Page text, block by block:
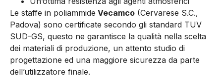
Le staffe in poliammide Vecamco (Cervarese S.C.,
Padova) sono certificate secondo gli standard TUV
SUD-GS, questo ne garantisce la qualità nella scelta
dei materiali di produzione, un attento studio di
progettazione ed una maggiore sicurezza da parte
dell’utilizzatore finale.